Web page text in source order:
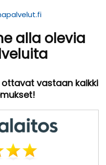
alla olevia
vastaan kaikki